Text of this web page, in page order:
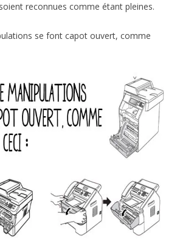
reconnues comme étant pleines.
se font capot ouvert, comme